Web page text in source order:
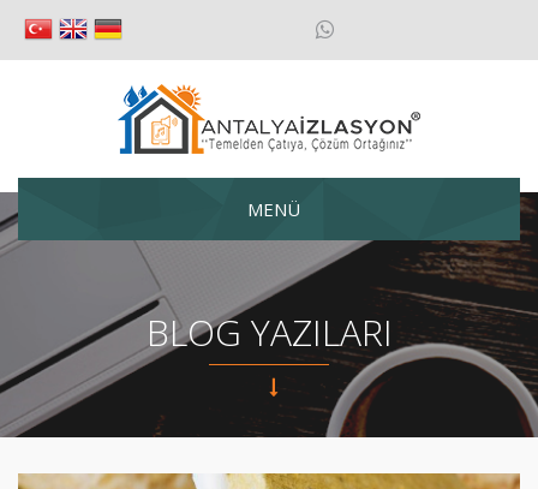
MENÜ
BLOG YAZILARI